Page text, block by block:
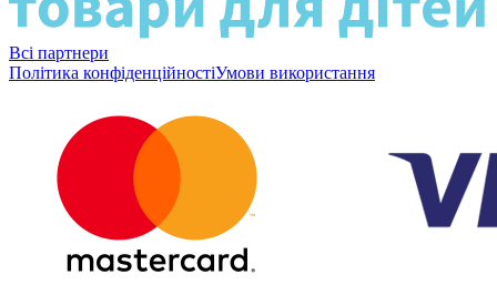
Всі партнери
Політика конфіденційностіУмови використання